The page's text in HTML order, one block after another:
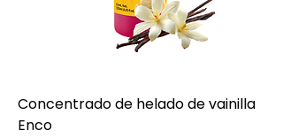
Concentrado de helado de vainilla
Enco